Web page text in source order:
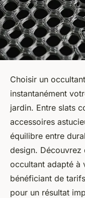
Choisir un
instantanément
jardin. Entre slats
accessoires
équilibre entre
design. Découvrez
occultant adapté à
bénéficiant de
pour un résultat